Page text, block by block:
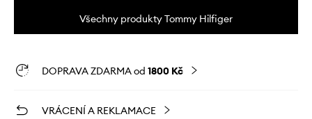
Všechny produkty Tommy Hilfiger
DOPRAVA ZDARMA od 1800 Kč
VRÁCENÍ A REKLAMACE